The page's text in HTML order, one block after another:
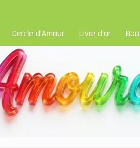
Cercle d’Amour Livre d’or